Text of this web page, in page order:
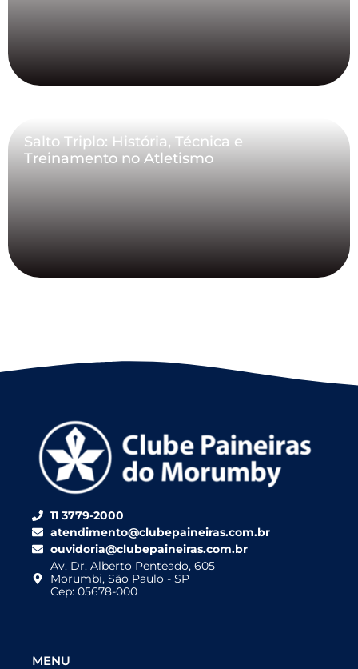
Salto Triplo: História, Técnica e
Treinamento no Atletismo
11 3779-2000
atendimento@clubepaineiras.com.br
ouvidoria@clubepaineiras.com.br
Av. Dr. Alberto Penteado, 605
Morumbi, São Paulo - SP
Cep: 05678-000
MENU